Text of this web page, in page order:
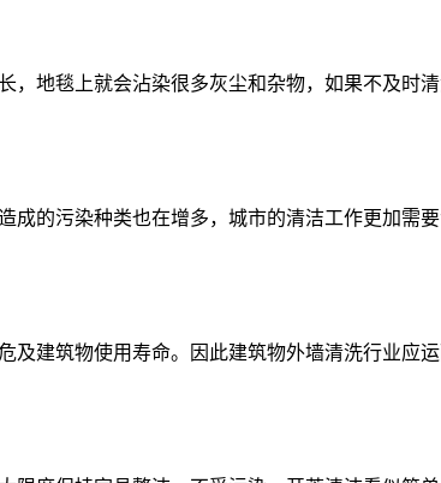
地毯上就会沾染很多灰尘和杂物，如果不及时
的污染种类也在增多，城市的清洁工作更加需
建筑物使用寿命。因此建筑物外墙清洗行业应